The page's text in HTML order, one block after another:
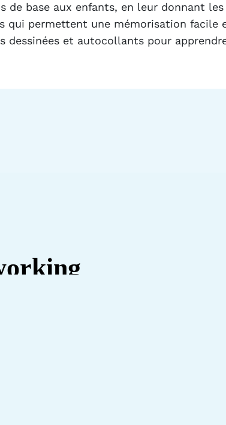
de base aux enfants, en leur donnant
permettent une mémorisation facile
et autocollants pour